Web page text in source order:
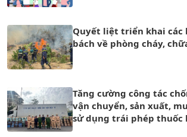
Quyết liệt triển khai các
bách về phòng cháy,
Tăng cường công tác
vận chuyển, sản xuất,
sử dụng trái phép